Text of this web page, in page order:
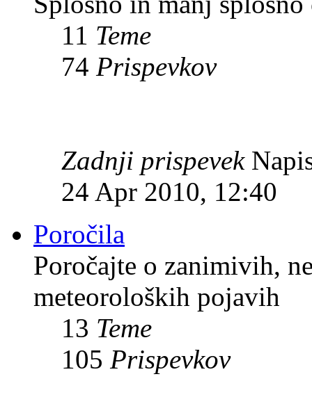
11 Teme
74 Prispevkov
Zadnji prispevek
24 Apr 2010, 12:40
Poročila
Poročajte o zanimivih,
meteoroloških pojavih
13 Teme
105 Prispevkov